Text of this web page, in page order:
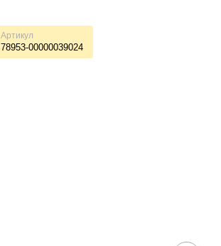
Артикул
78953-00000039024